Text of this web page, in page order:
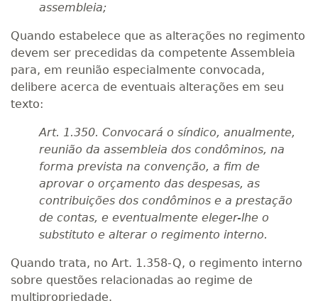
assembleia;
Quando estabelece que as alterações no regimento
devem ser precedidas da competente Assembleia
para, em reunião especialmente convocada,
delibere acerca de eventuais alterações em seu
texto:
Art. 1.350. Convocará o síndico, anualmente,
reunião da assembleia dos condôminos, na
forma prevista na convenção, a fim de
aprovar o orçamento das despesas, as
contribuições dos condôminos e a prestação
de contas, e eventualmente eleger-lhe o
substituto e alterar o regimento interno.
Quando trata, no Art. 1.358-Q, o regimento interno
sobre questões relacionadas ao regime de
multipropriedade.